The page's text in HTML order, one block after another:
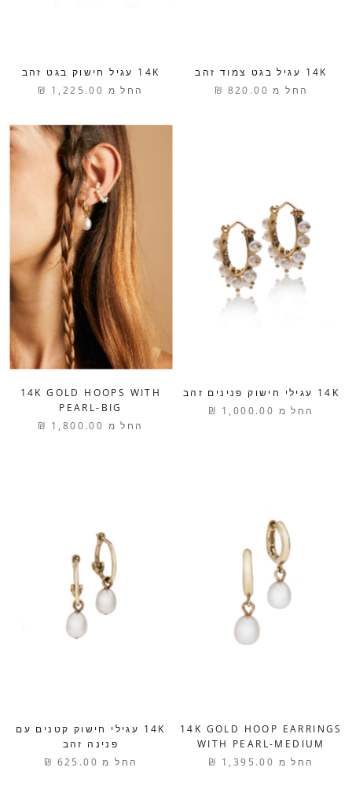
14K עגיל בגט צמוד זהב
החל מ 820.00 ₪
14K עגיל חישוק בגט זהב
החל מ 1,225.00 ₪
14K עגילי חישוק פנינים זהב
החל מ 1,000.00 ₪
14K GOLD HOOPS WITH
PEARL-BIG
החל מ 1,800.00 ₪
14K GOLD HOOP EARRINGS
WITH PEARL-MEDIUM
החל מ 1,395.00 ₪
14K עגילי חישוק קטנים עם
פנינה זהב
החל מ 625.00 ₪